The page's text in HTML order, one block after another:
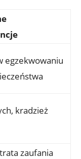
egzekwowaniu
kradzież
zaufania